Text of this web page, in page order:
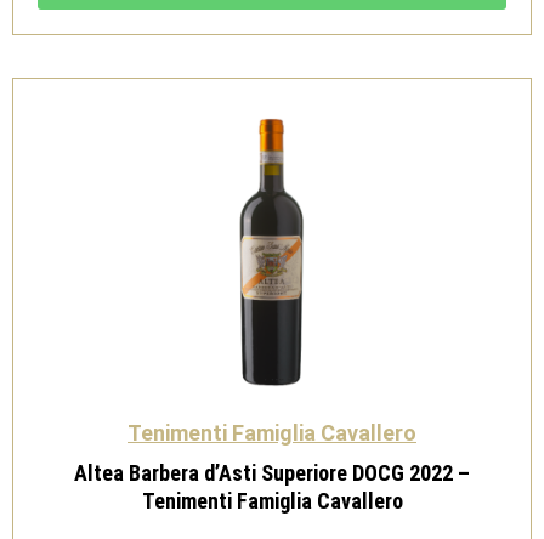
Tenimenti
quantità
Tenimenti Famiglia Cavallero
Altea Barbera d’Asti Superiore DOCG 2022 –
Tenimenti Famiglia Cavallero